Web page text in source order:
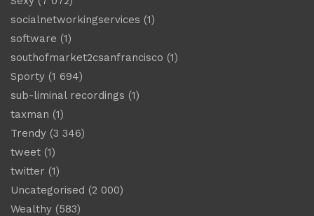
socialnetworkingservices (1)
software (1)
southofmarket2csanfrancisco (1)
Sporty (1 694)
sub-liminal recordings (1)
taxman (1)
Trendy (3 346)
tweet (1)
twitter (1)
Uncategorised (2 000)
Wealthy (583)